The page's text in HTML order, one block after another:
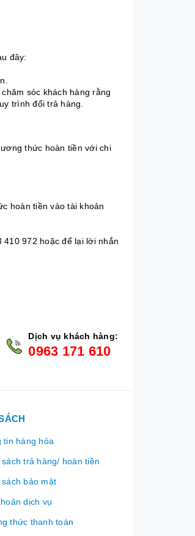
đây:
sóc khách hàng rằng
trình đổi trả hàng.
thức hoàn tiền với chi
hoàn tiền vào tài khoản
410 972 hoặc để lại lời nhắn
Dịch vụ khách hàng:
0963 171 610
tin hàng hóa
trả hàng/ hoàn tiền
bảo mật
dịch vụ
thức thanh toán